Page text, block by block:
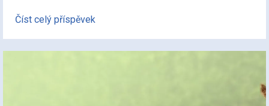
Číst celý příspěvek